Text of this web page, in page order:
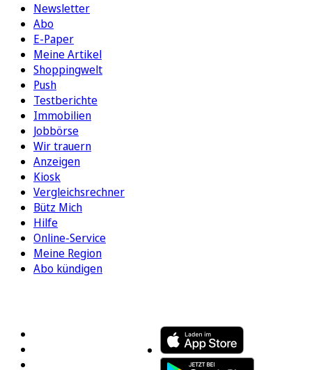
Newsletter
Abo
E-Paper
Meine Artikel
Shoppingwelt
Push
Testberichte
Immobilien
Jobbörse
Wir trauern
Anzeigen
Kiosk
Vergleichsrechner
Bütz Mich
Hilfe
Online-Service
Meine Region
Abo kündigen